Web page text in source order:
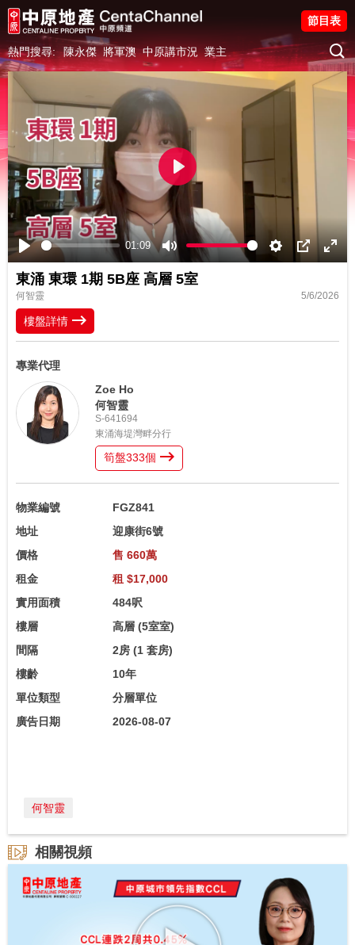
熱門搜尋: 陳永傑 將軍澳 中原講市況 業主
節目表
Play
01:09
Mute Settings
PIP
Play
東涌 東環 1期 5B座 高層 5室
何智靈 5/6/2026
樓盤詳情
專業代理
Zoe Ho
何智靈
S-641694
東涌海堤灣畔分行
筍盤333個
物業編號
FGZ841
地址
迎康街6號
價格
售 660萬
租金
租 $17,000
實用面積
484呎
樓層
高層 (5室室)
間隔
2房(1 套房)
樓齡
10年
單位類型
分層單位
廣告日期
2026-08-07
何智靈
相關視頻